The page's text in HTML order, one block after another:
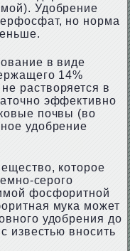
Удобрение
но норма
в виде
14%
растворяется в
эффективно
почвы (во
удобрение
которое
серого
фосфоритной
мука может
удобрения до
известью вносить